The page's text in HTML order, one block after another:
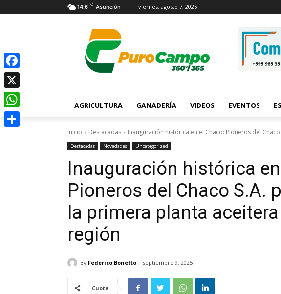
14.6 C Asunción viernes, agosto 7, 2026
AGRICULTURA GANADERÍA VIDEOS EVENTOS
Inicio Destacadas Inauguración histórica en el Chaco: Pioneros del Chaco
Destacadas Novedades Uncategorized
Inauguración histórica
Pioneros del Chaco S.A.
la primera planta
región
By Federico Bonetto septiembre 9, 2025
Cuota
Facebook
X
WhatsApp